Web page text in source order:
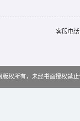
客服电
版权所有，未经书面授权